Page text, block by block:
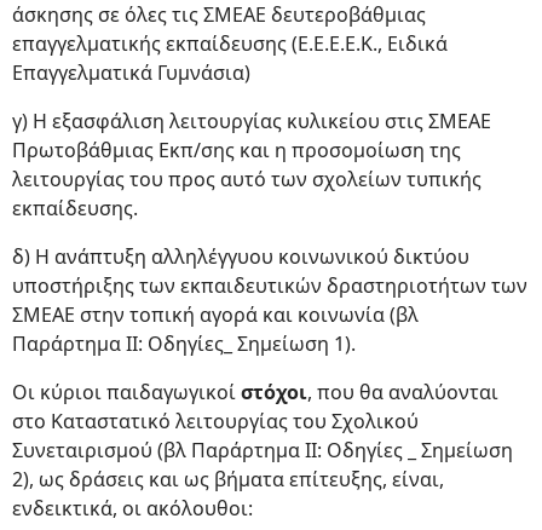
άσκησης σε όλες τις ΣΜΕΑΕ δευτεροβάθμιας
επαγγελματικής εκπαίδευσης (Ε.Ε.Ε.Ε.Κ., Ειδικά
Επαγγελματικά Γυμνάσια)
γ) Η εξασφάλιση λειτουργίας κυλικείου στις ΣΜΕΑΕ
Πρωτοβάθμιας Εκπ/σης και η προσομοίωση της
λειτουργίας του προς αυτό των σχολείων τυπικής
εκπαίδευσης.
δ) Η ανάπτυξη αλληλέγγυου κοινωνικού δικτύου
υποστήριξης των εκπαιδευτικών δραστηριοτήτων των
ΣΜΕΑΕ στην τοπική αγορά και κοινωνία (βλ
Παράρτημα II: Οδηγίες_ Σημείωση 1).
Οι κύριοι παιδαγωγικοίστόχοι, που θα αναλύονται
στο Καταστατικό λειτουργίας του Σχολικού
Συνεταιρισμού (βλ Παράρτημα II: Οδηγίες _ Σημείωση
2), ως δράσεις και ως βήματα επίτευξης, είναι,
ενδεικτικά, οι ακόλουθοι: